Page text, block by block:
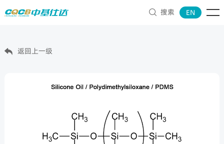
 搜索 EN
 返回上一级